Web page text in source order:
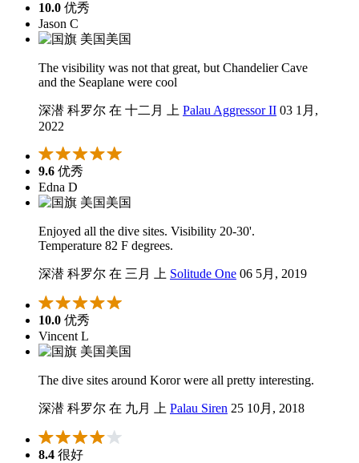
10.0 优秀
Jason C
美国
The visibility was not that great, but Chandelier Cave
and the Seaplane were cool
深潜 科罗尔 在 十二月 上 Palau Aggressor II 03 1月,
2022
9.6 优秀
Edna D
美国
Enjoyed all the dive sites. Visibility 20-30'.
Temperature 82 F degrees.
深潜 科罗尔 在 三月 上 Solitude One 06 5月, 2019
10.0 优秀
Vincent L
美国
The dive sites around Koror were all pretty interesting.
深潜 科罗尔 在 九月 上 Palau Siren 25 10月, 2018
8.4 很好